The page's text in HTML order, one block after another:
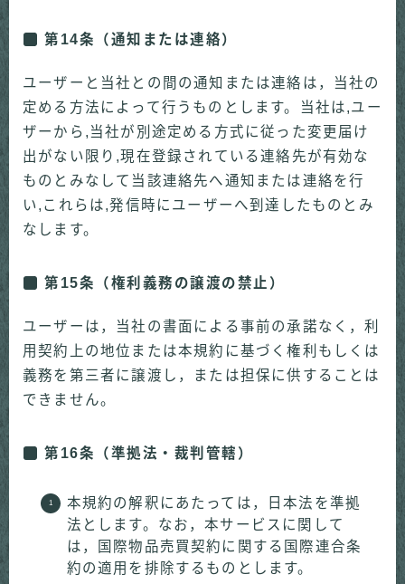
第14条（通知または連絡）
ユーザーと当社との間の通知または連絡は，当社の
定める方法によって行うものとします。当社は,ユー
ザーから,当社が別途定める方式に従った変更届け
出がない限り,現在登録されている連絡先が有効な
ものとみなして当該連絡先へ通知または連絡を行
い,これらは,発信時にユーザーへ到達したものとみ
なします。
第15条（権利義務の譲渡の禁止）
ユーザーは，当社の書面による事前の承諾なく，利
用契約上の地位または本規約に基づく権利もしくは
義務を第三者に譲渡し，または担保に供することは
できません。
第16条（準拠法・裁判管轄）
本規約の解釈にあたっては，日本法を準拠
法とします。なお，本サービスに関して
は，国際物品売買契約に関する国際連合条
約の適用を排除するものとします。